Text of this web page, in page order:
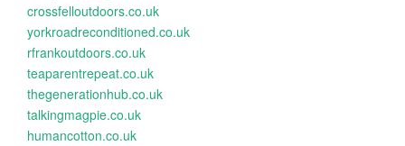
crossfelloutdoors.co.uk
yorkroadreconditioned.co.uk
rfrankoutdoors.co.uk
teaparentrepeat.co.uk
thegenerationhub.co.uk
talkingmagpie.co.uk
humancotton.co.uk